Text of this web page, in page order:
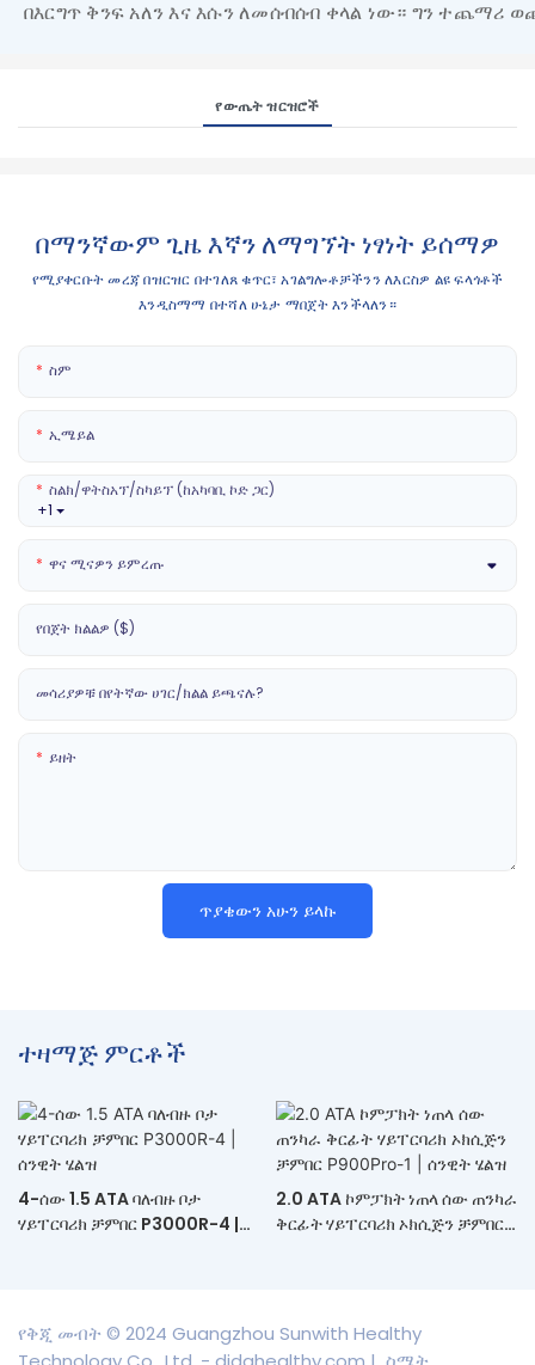
በእርግጥ ቅንፍ አለን እና እሱን ለመሰብሰብ ቀላል ነው። ግን ተጨማሪ
የውጤት ዝርዝሮች
በማንኛውም ጊዜ እኛን ለማግኘት ነፃነት ይሰማዎ
የሚያቀርቡት መረጃ በዝርዝር በተገለጸ ቁጥር፣ አገልግሎቶቻችንን ለእርስዎ ልዩ ፍላጎቶች
እንዲስማማ በተሻለ ሁኔታ ማበጀት እንችላለን።
ስም
ኢሜይል
+1
ስልክ/ዋትስአፕ/ስካይፕ (ከአካባቢ ኮድ ጋር)
ዋና ሚናዎን ይምረጡ
የበጀት ክልልዎ ($)
መሳሪያዎቹ በየትኛው ሀገር/ክልል ይጫናሉ?
ይዘት
ጥያቄውን አሁን ይላኩ
ተዛማጅ ምርቶች
4-ሰው 1.5 ATA ባለብዙ ቦታ
ሃይፐርባሪክ ቻምበር P3000R-4 |
2.0 ATA ኮምፓክት ነጠላ ሰው ጠንካራ
ቅርፊት ሃይፐርባሪክ ኦክሲጅን ቻምበር
የቅጂ መብት © 2024 Guangzhou Sunwith Healthy